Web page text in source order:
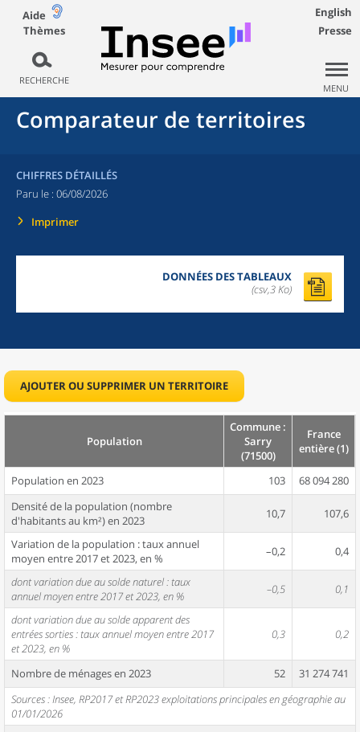
Aide
Thèmes
RECHERCHE
English
Presse
MENU
Comparateur de territoires
CHIFFRES DÉTAILLÉS
Paru le : 06/08/2026
Imprimer
DONNÉES DES TABLEAUX
(csv,3 Ko)
AJOUTER OU SUPPRIMER UN TERRITOIRE
Population
Commune :
Sarry
(71500)
France
entière (1)
Population en 2023 103
68 094 280
Densité de la population (nombre
d'habitants au km²) en 2023
10,7 107,6
Variation de la population : taux annuel
moyen entre 2017 et 2023, en %
–0,2 0,4
dont variation due au solde naturel : taux
annuel moyen entre 2017 et 2023, en %
–0,5 0,1
dont variation due au solde apparent des
entrées sorties : taux annuel moyen entre 2017
et 2023, en %
0,3 0,2
Nombre de ménages en 2023 52
31 274 741
Sources : Insee, RP2017 et RP2023 exploitations principales en géographie au
01/01/2026